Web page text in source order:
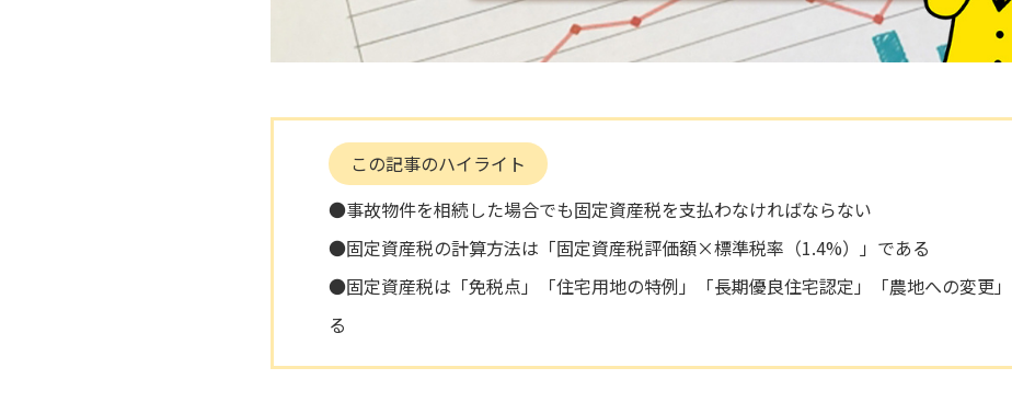
この記事のハイライト
●事故物件を相続した場合でも固定資産税を支払わなければならない
●固定資産税の計算方法は「固定資産税評価額×標準税率（1.4%）」である
●固定資産税は「免税点」「住宅用地の特例」「長期優良住宅認定」「農地への変更
る